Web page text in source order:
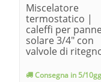
Miscelatore
termostatico |
caleffi per
solare 3/4" con
valvole di
Consegna in 5/10gg